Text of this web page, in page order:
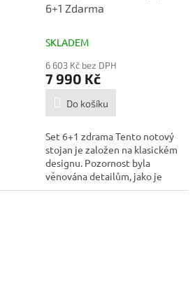
6+1 Zdarma
SKLADEM
6 603 Kč bez DPH
7 990 Kč
Do košíku
Set 6+1 zdrama Tento notový
stojan je založen na klasickém
designu. Pozornost byla
věnována detailům, jako je
nosný...